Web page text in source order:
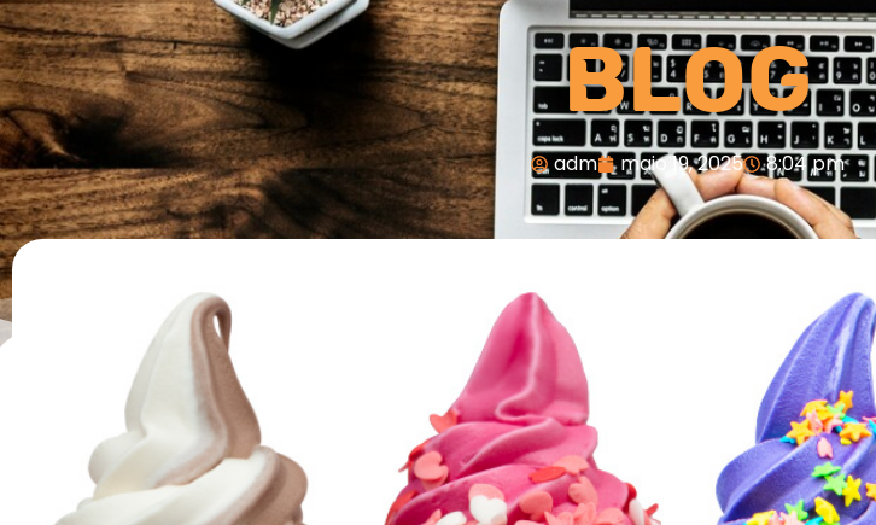
Blog
adm maio 19, 2025 8:04 pm